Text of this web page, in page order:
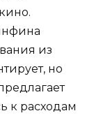
из
но
к расходам